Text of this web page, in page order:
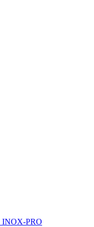
INOX-PRO